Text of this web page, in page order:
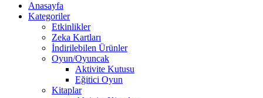
Anasayfa
Kategoriler
Etkinlikler
Zeka Kartları
İndirilebilen Ürünler
Oyun/Oyuncak
Aktivite Kutusu
Eğitici Oyun
Kitaplar